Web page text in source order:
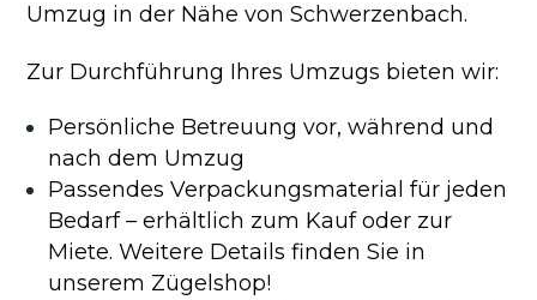
Umzug in der Nähe von Schwerzenbach.
Zur Durchführung Ihres Umzugs bieten wir:
Persönliche Betreuung vor, während und
nach dem Umzug
Passendes Verpackungsmaterial für jeden
Bedarf – erhältlich zum Kauf oder zur
Miete. Weitere Details finden Sie in
unserem Zügelshop!